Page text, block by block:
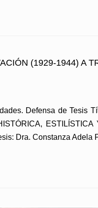
(1929-1944) A
Defensa de Tesis
Dra. Constanza